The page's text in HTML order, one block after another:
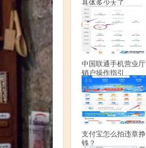
中国联通手机营业厅
销户操作指引
支付宝怎么拍违章挣
钱？